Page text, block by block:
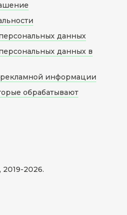
2026.
данных
данных в
рекламной информации
обрабатывают